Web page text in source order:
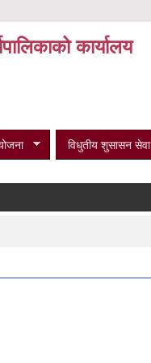
कार्यालय
विधुतीय शुसासन सेवा